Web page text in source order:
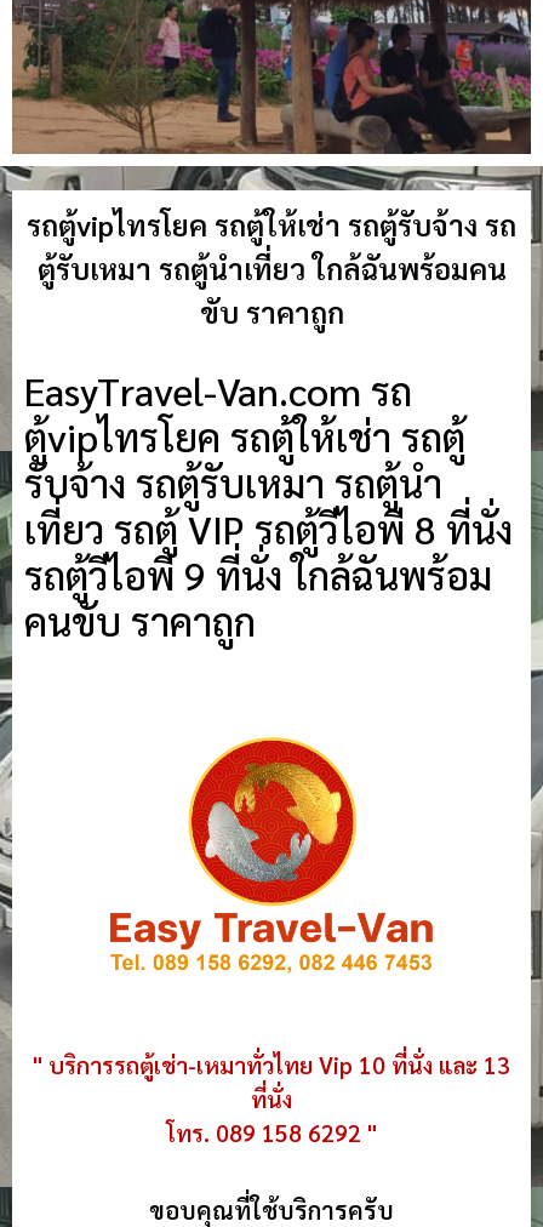
รถตู้vipไทรโยค รถตู้ให้เช่า รถตู้รับจ้าง รถ
ตู้รับเหมา รถตู้นำเที่ยว ใกล้ฉันพร้อมคน
ขับ ราคาถูก
EasyTravel-Van.com รถ
ตู้vipไทรโยค รถตู้ให้เช่า รถตู้
รับจ้าง รถตู้รับเหมา รถตู้นำ
เที่ยว รถตู้ VIP รถตู้วีไอพี 8 ที่นั่ง
รถตู้วีไอพี 9 ที่นั่ง ใกล้ฉันพร้อม
คนขับ ราคาถูก
" บริการรถตู้เช่า-เหมาทั่วไทย Vip 10 ที่นั่ง และ 13
ที่นั่ง
โทร. 089 158 6292 "
ขอบคุณที่ใช้บริการครับ